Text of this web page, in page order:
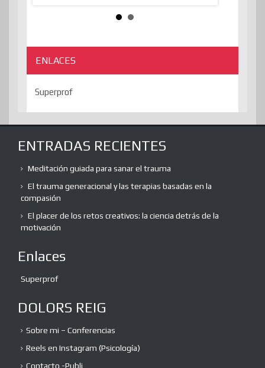
ENLACES
Superprof
ENTRADAS RECIENTES
Meditación guiada para sanar el trauma
El trauma generacional y las terapias basadas en la
compasión
El placer de los retos creativos: la ciencia detrás de la
motivación
Enlaces
Superprof
DOLORS REIG
Sobre mi – Conferencias
Reels en Instagram (Psicología)
Contacto -Publi